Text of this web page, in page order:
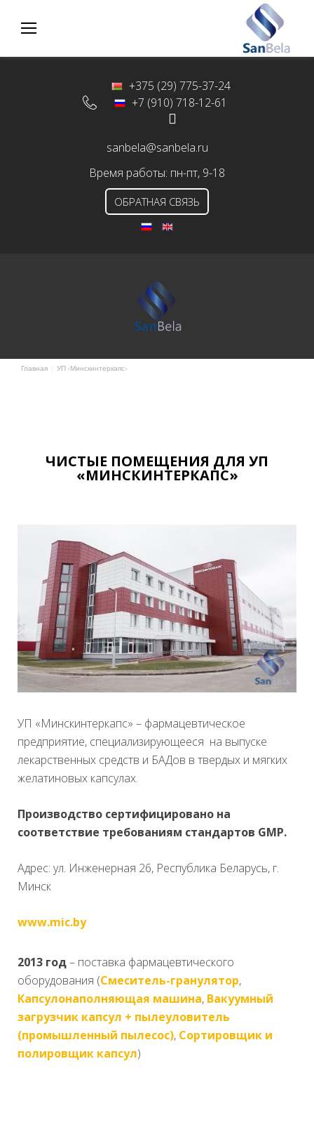
+375 (29) 775-37-24
+7 (910) 718-12-61
sanbela@sanbela.ru
Время работы: пн-пт, 9-18
ОБРАТНАЯ СВЯЗЬ
Главная УП «Минскинтеркапс»
ЧИСТЫЕ ПОМЕЩЕНИЯ ДЛЯ УП
«МИНСКИНТЕРКАПС»
УП «Минскинтеркапс» – фармацевтическое
предприятие, специализирующееся на выпуске
лекарственных средств и БАДов в твердых и мягких
желатиновых капсулах.
Производство сертифицировано на
соответствие требованиям стандартов GMP.
Адрес: ул. Инженерная 26, Республика Беларусь, г.
Минск
www.mic.by
2013 год– поставка фармацевтического
оборудования (Смеситель-гранулятор,
Капсулонаполняющая машина, Вакуумный
загрузчик капсул + пылеуловитель
(промышленный пылесос), Сортировщик и
полировщик капсул)